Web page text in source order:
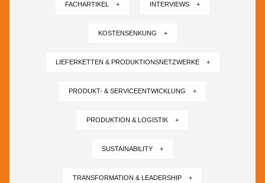
FACHARTIKEL + INTERVIEWS +
KOSTENSENKUNG +
LIEFERKETTEN & PRODUKTIONSNETZWERKE +
PRODUKT- & SERVICEENTWICKLUNG +
PRODUKTION & LOGISTIK +
SUSTAINABILITY +
TRANSFORMATION & LEADERSHIP +